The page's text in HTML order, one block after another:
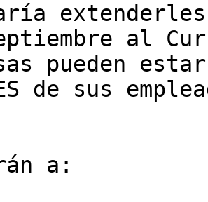
al
pueden estar
de sus
a: